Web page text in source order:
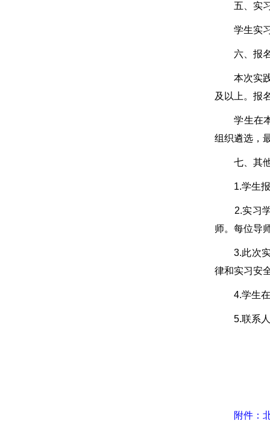
五、实习
学生实习
六、报名
本次实践
及以上。报
学生在本
组织遴选，
七、其他
1.学生报
2.实习学
师。每位导
3.此次实
律和实习安
4.学生在
5.联系人
附件：